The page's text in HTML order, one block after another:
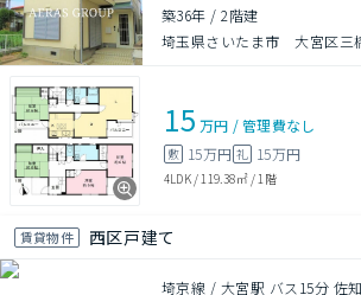
築36年 /2階建
埼玉県さいたま市 大宮区三
15 万円 /管理費なし
敷 15万円 礼 15万円
4LDK/ 119.38㎡/ 1階
賃貸物件 西区戸建て
埼京線 / 大宮駅 バス15分 佐